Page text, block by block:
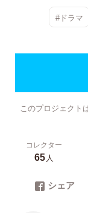
#ドラマ
このプロジェクト
コレクター
65人
シェア